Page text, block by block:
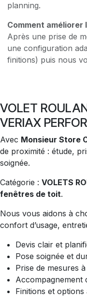
planning.
Comment améliorer
Après une prise de
une configuration
finitions) puis nous
VOLET
VERIAX
Avec Monsieur Store
de proximité : étude,
soignée.
Catégorie : VOLETS
fenêtres de toit.
Nous vous aidons à
confort d’usage,
Devis clair et
Pose soignée et
Prise de mesures
Accompagnement
Finitions et